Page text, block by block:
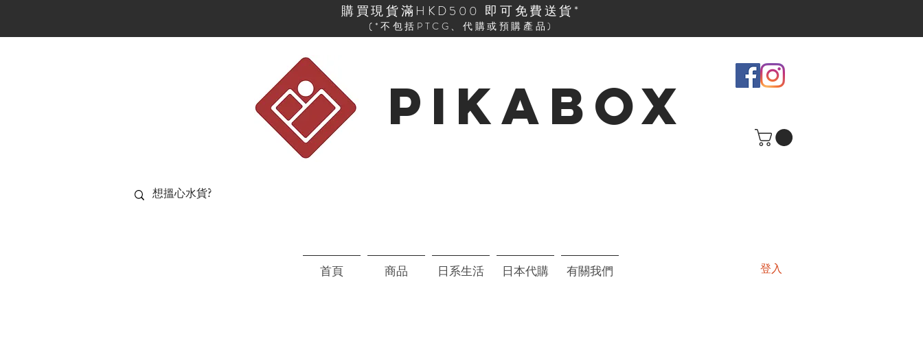
購買現貨滿HKD500 即可免費送貨*
(*不包括PTCG、代購或預購產品)
PIKABOX
首頁 商品 日系生活 日本代購 有關我們 登入